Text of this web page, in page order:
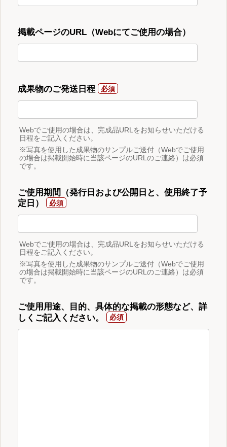
掲載ページのURL（Webにてご使用の場合）
成果物のご発送日程
Webでご使用の場合は、完成品URLをお知らせいただける
日程をご記入ください。
※写真を使用した成果物のサンプルご送付（Webでご使用
の場合は掲載開始時に当該ページのURLのご連絡）は必須
です。
ご使用期間（発行日および公開日と、使用終了予
定日）
Webでご使用の場合は、完成品URLをお知らせいただける
日程をご記入ください。
※写真を使用した成果物のサンプルご送付（Webでご使用
の場合は掲載開始時に当該ページのURLのご連絡）は必須
です。
ご使用用途、目的、具体的な掲載の形態など、詳
しくご記入ください。